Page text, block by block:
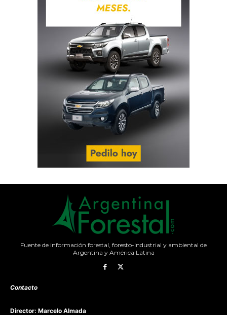
Fuente de información forestal, foresto-industrial y ambiental de
Argentina y América Latina
Contacto
Director: Marcelo Almada